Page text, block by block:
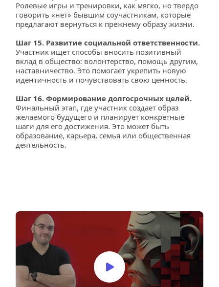
Ролевые игры и тренировки, как мягко, но твердо
говорить «нет» бывшим соучастникам, которые
предлагают вернуться к прежнему образу жизни.
Шаг 15. Развитие социальной ответственности.
Участник ищет способы вносить позитивный
вклад в общество: волонтерство, помощь другим,
наставничество. Это помогает укрепить новую
идентичность и почувствовать свою ценность.
Финальный этап, где участник создает образ
желаемого будущего и планирует конкретные
шаги для его достижения. Это может быть
образование, карьера, семья или общественная
деятельность.